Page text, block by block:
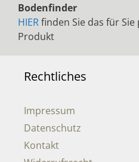
Bodenfinder
HIERfinden Sie das für
Produkt
Rechtliches
Impressum
Datenschutz
Kontakt